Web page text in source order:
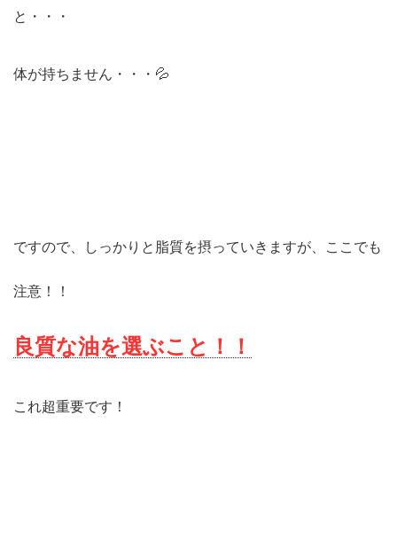
と・・・
体が持ちません・・・💦
ですので、しっかりと脂質を摂っていきますが、ここでも
注意！！
良質な油を選ぶこと！！
これ超重要です！